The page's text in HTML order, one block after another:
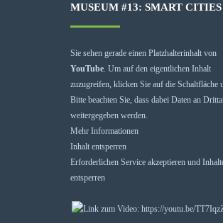
MUSEUM #13: SMART CITIES
Sie sehen gerade einen Platzhalterinhalt von
YouTube. Um auf den eigentlichen Inhalt
zuzugreifen, klicken Sie auf die Schaltfläche
Bitte beachten Sie, dass dabei Daten an
weitergegeben werden.
Mehr Informationen
Inhalt entsperren
Erforderlichen Service akzeptieren und
entsperren